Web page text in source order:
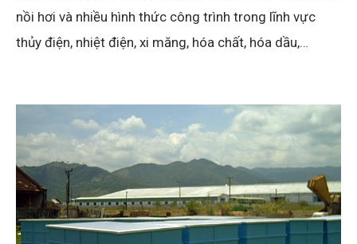
nồi hơi và nhiều hình thức công trình trong lĩnh vực
thủy điện, nhiệt điện, xi măng, hóa chất, hóa dầu,…